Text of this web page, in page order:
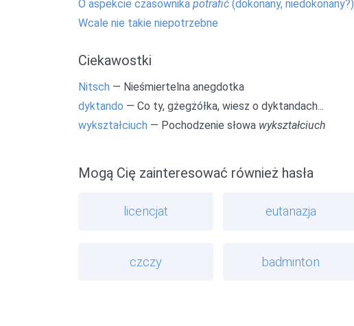
O aspekcie czasownika potrafić (dokonany, niedokonany?)
Wcale nie takie niepotrzebne
Ciekawostki
Nitsch — Nieśmiertelna anegdotka
dyktando — Co ty, gżegżółka, wiesz o dyktandach...
wykształciuch — Pochodzenie słowa wykształciuch
Mogą Cię zainteresować również hasła
licencjat eutanazja
czczy badminton